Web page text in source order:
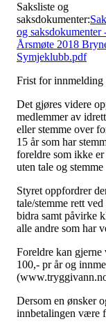
Saksliste og
saksdokumenter:
og saksdokumenter
Årsmøte 2018
Symjeklubb.pdf
Frist for innmelding
Det gjøres videre
medlemmer av
eller stemme over
15 år som har
foreldre som ikke
uten tale og stemme
Styret oppfordrer
tale/stemme rett
bidra samt påvirke
alle andre som har
Foreldre kan gjerne
100,- pr år og
Dersom en ønsker
innbetalingen være